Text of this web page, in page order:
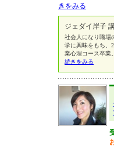
きをみる
ジェダイ岸子
社会人になり職場
学に興味をもち、
業心理コース卒業
続きをみる